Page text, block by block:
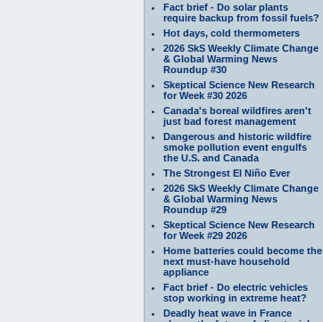
Fact brief - Do solar plants
require backup from fossil fuels?
Hot days, cold thermometers
2026 SkS Weekly Climate Change
& Global Warming News
Roundup #30
Skeptical Science New Research
for Week #30 2026
Canada's boreal wildfires aren't
just bad forest management
Dangerous and historic wildfire
smoke pollution event engulfs
the U.S. and Canada
The Strongest El Niño Ever
2026 SkS Weekly Climate Change
& Global Warming News
Roundup #29
Skeptical Science New Research
for Week #29 2026
Home batteries could become the
next must-have household
appliance
Fact brief - Do electric vehicles
stop working in extreme heat?
Deadly heat wave in France